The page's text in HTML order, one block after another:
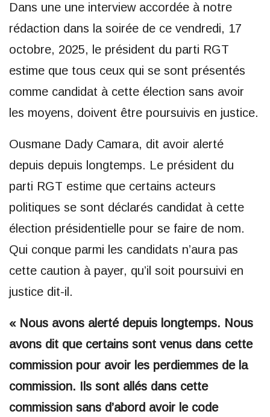
Dans une une interview accordée à notre
rédaction dans la soirée de ce vendredi, 17
octobre, 2025, le président du parti RGT
estime que tous ceux qui se sont présentés
comme candidat à cette élection sans avoir
les moyens, doivent être poursuivis en justice.
Ousmane Dady Camara, dit avoir alerté
depuis depuis longtemps. Le président du
parti RGT estime que certains acteurs
politiques se sont déclarés candidat à cette
élection présidentielle pour se faire de nom.
Qui conque parmi les candidats n’aura pas
cette caution à payer, qu’il soit poursuivi en
justice dit-il.
« Nous avons alerté depuis longtemps. Nous
avons dit que certains sont venus dans cette
commission pour avoir les perdiemmes de la
commission. Ils sont allés dans cette
commission sans d’abord avoir le code